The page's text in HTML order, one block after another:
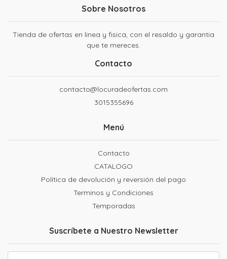
Sobre Nosotros
Tienda de ofertas en linea y fisica, con el resaldo y garantia
que te mereces.
Contacto
contacto@locuradeofertas.com
3015355696
Menú
Contacto
CATALOGO
Política de devolución y reversión del pago
Terminos y Condiciones
Temporadas
Suscríbete a Nuestro Newsletter